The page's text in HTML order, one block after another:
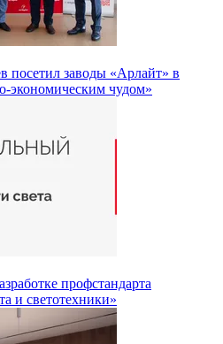
посетил заводы «Арлайт» в
экономическим чудом»
профстандарта
и светотехники»